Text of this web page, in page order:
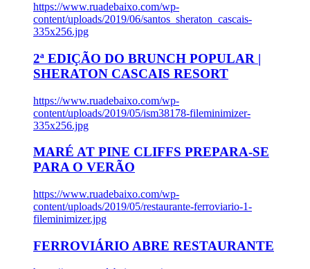
https://www.ruadebaixo.com/wp-
content/uploads/2019/06/santos_sheraton_cascais-
335x256.jpg
2ª EDIÇÃO DO BRUNCH POPULAR |
SHERATON CASCAIS RESORT
https://www.ruadebaixo.com/wp-
content/uploads/2019/05/ism38178-fileminimizer-
335x256.jpg
MARÉ AT PINE CLIFFS PREPARA-SE
PARA O VERÃO
https://www.ruadebaixo.com/wp-
content/uploads/2019/05/restaurante-ferroviario-1-
fileminimizer.jpg
FERROVIÁRIO ABRE RESTAURANTE